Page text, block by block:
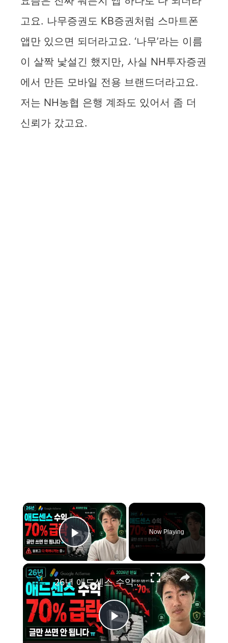
고요. 나무증권도 KB증권처럼 스마트폰
앱만 있으면 되더라고요. ‘나무’라는 이름
이 살짝 낯설긴 했지만, 사실 NH투자증권
에서 만든 모바일 전용 브랜드더라고요.
저는 NH농협 은행 계좌도 있어서 좀 더
신뢰가 갔고요.
×
Play Video
Now Playing
×
P
26년 애드센스 수익 70% 급락, 블로그 다 죽어나가는 중ㅠ 이젠 미련하게 글만 쓰면 안 됩니다.